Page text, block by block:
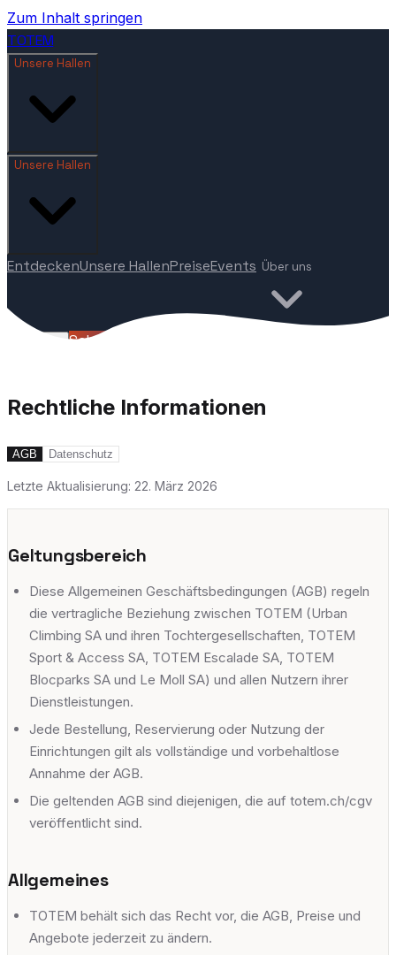
Zum Inhalt springen
TOTEM
Unsere Hallen
Unsere Hallen
EntdeckenUnsere HallenPreiseEvents Über uns
Schnupperpass
Unsere Hallen
adultsescaladeyogafitness+8
Avenue du Mont-Blanc 38, 1196 Gland
adultsescaladeyogakids+7
Meyrin
Rue Emma-Kammacher 5B, Etage A, 1217 Meyrin
adultsescaladeyoga
Avenue de l'Étang 67, 1219 Vernier
Versoix
adultsescaladeyoga
Vevey
Avenue Général-Guisan 60, 1800 Vevey
Über uns
→
Jobs @ TOTEM
Rechtliche Informationen
AGB Datenschutz
Letzte Aktualisierung: 22. März 2026
Geltungsbereich
Diese Allgemeinen Geschäftsbedingungen (AGB) regeln
die vertragliche Beziehung zwischen TOTEM (Urban
Climbing SA und ihren Tochtergesellschaften, TOTEM
Sport & Access SA, TOTEM Escalade SA, TOTEM
Blocparks SA und Le Moll SA) und allen Nutzern ihrer
Dienstleistungen.
Jede Bestellung, Reservierung oder Nutzung der
Einrichtungen gilt als vollständige und vorbehaltlose
Annahme der AGB.
Die geltenden AGB sind diejenigen, die auf totem.ch/cgv
veröffentlicht sind.
Allgemeines
TOTEM behält sich das Recht vor, die AGB, Preise und
Angebote jederzeit zu ändern.